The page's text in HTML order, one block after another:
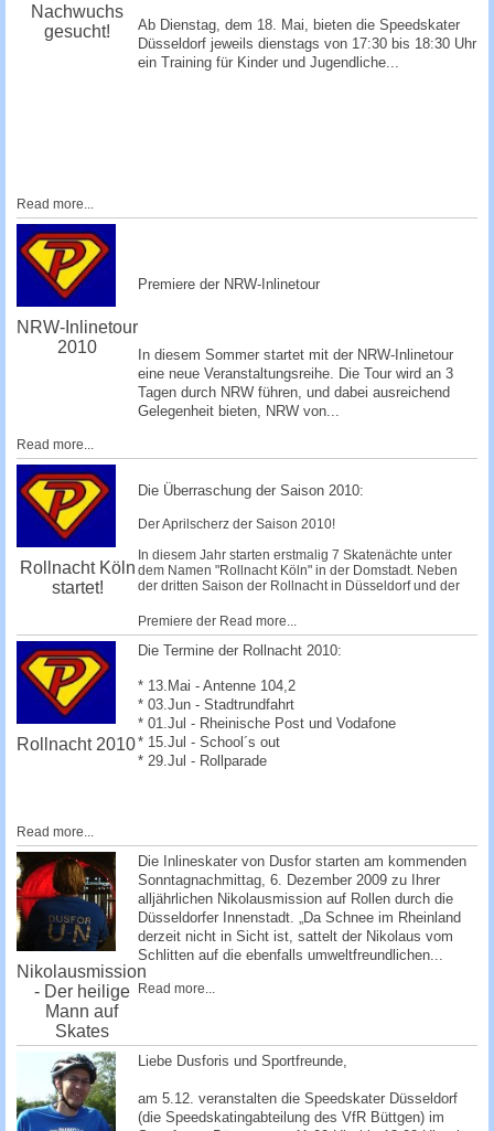
Nachwuchs
gesucht!
Ab Dienstag, dem 18. Mai, bieten die Speedskater
Düsseldorf jeweils dienstags von 17:30 bis 18:30 Uhr
ein Training für Kinder und Jugendliche...
Read more...
NRW-Inlinetour
2010
Premiere der NRW-Inlinetour
In diesem Sommer startet mit der NRW-Inlinetour
eine neue Veranstaltungsreihe. Die Tour wird an 3
Tagen durch NRW führen, und dabei ausreichend
Gelegenheit bieten, NRW von...
Read more...
Rollnacht Köln
startet!
Die Überraschung der Saison 2010:
Der Aprilscherz der Saison 2010!
In diesem Jahr starten erstmalig 7 Skatenächte unter
dem Namen "Rollnacht Köln" in der Domstadt. Neben
der dritten Saison der Rollnacht in Düsseldorf und der
Premiere der Read more...
Rollnacht 2010
Die Termine der Rollnacht 2010:
* 13.Mai - Antenne 104,2
* 03.Jun - Stadtrundfahrt
* 01.Jul - Rheinische Post und Vodafone
* 15.Jul - School´s out
* 29.Jul - Rollparade
Read more...
Nikolausmission
- Der heilige
Mann auf
Skates
Die Inlineskater von Dusfor starten am kommenden
Sonntagnachmittag, 6. Dezember 2009 zu Ihrer
alljährlichen Nikolausmission auf Rollen durch die
Düsseldorfer Innenstadt. „Da Schnee im Rheinland
derzeit nicht in Sicht ist, sattelt der Nikolaus vom
Schlitten auf die ebenfalls umweltfreundlichen...
Read more...
Liebe Dusforis und Sportfreunde,
am 5.12. veranstalten die Speedskater Düsseldorf
(die Speedskatingabteilung des VfR Büttgen) im